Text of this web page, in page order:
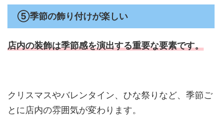
⑤季節の飾り付けが楽しい
店内の装飾は季節感を演出する重要な要素です。
クリスマスやバレンタイン、ひな祭りなど、季節ご
とに店内の雰囲気が変わります。